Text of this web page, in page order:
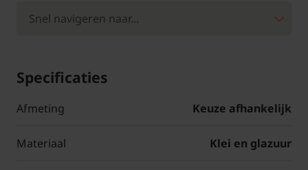
Specificaties
Afmeting Keuze afhankelijk
Materiaal Klei en glazuur